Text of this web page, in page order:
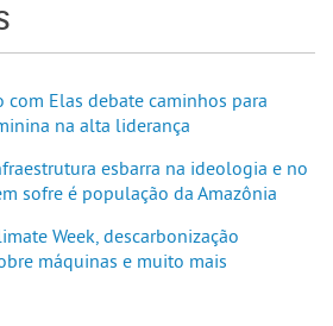
com Elas debate caminhos para
na alta liderança
esbarra na ideologia e no
sofre é população da Amazônia
Week, descarbonização
máquinas e muito mais